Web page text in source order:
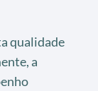
qualidade
a